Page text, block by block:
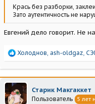
Крась без разборки,
Зато аутентичность не
Евгений дело говорит. Не
Р
а
к
ц
и
и
Холоднов ash-oldgaz
Старик Макгаккет
Пользователь 5 лет